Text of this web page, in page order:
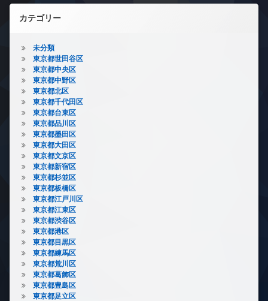
カテゴリー
未分類
東京都世田谷区
東京都中央区
東京都中野区
東京都北区
東京都千代田区
東京都台東区
東京都品川区
東京都墨田区
東京都大田区
東京都文京区
東京都新宿区
東京都杉並区
東京都板橋区
東京都江戸川区
東京都江東区
東京都渋谷区
東京都港区
東京都目黒区
東京都練馬区
東京都荒川区
東京都葛飾区
東京都豊島区
東京都足立区